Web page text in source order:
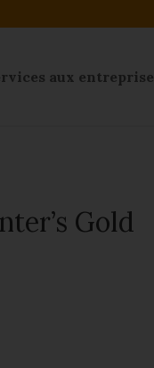
aux entreprise
Gold